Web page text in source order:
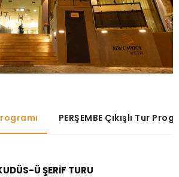
PERŞEMBE Çıkışlı Tur
Ü ŞERİF TURU